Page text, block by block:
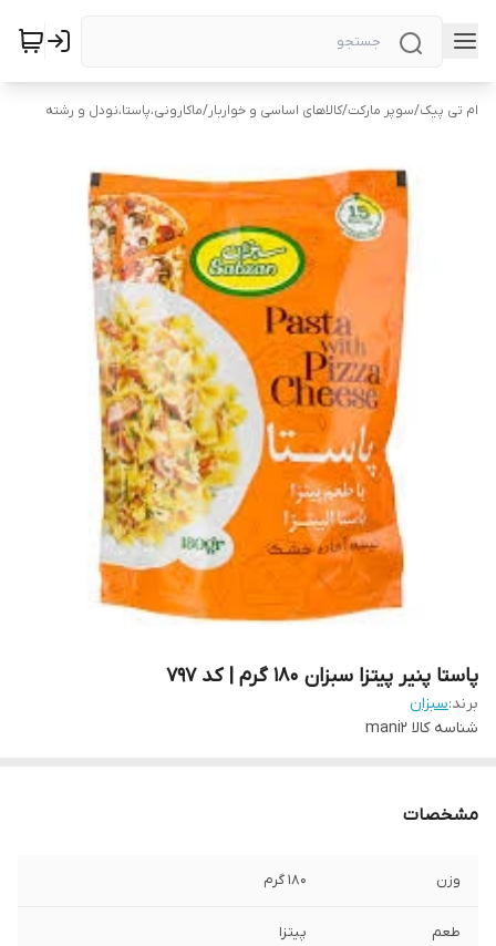
ام تی پیک/سوپر مارکت/کالاهای اساسی و خواربار/ماکارونی،پاستا،نودل و رشته
پاستا پنیر پیتزا سبزان 180 گرم | کد 797
برند:سبزان
شناسه کالا mani2
مشخصات
وزن 180 گرم
طعم پیتزا